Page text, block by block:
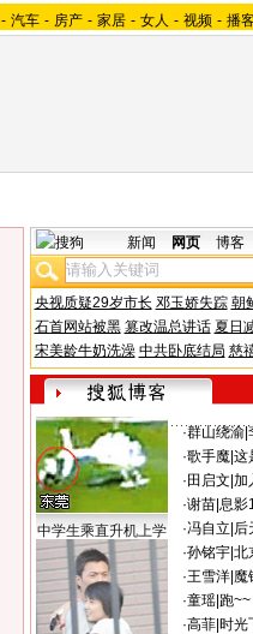
- 汽车 - 房产 - 家居 - 女人 - 视频 - 播
新闻 网页 博客
央视质疑29岁市长 邓玉娇失踪 朝
石首网站被黑 篡改温总讲话 夏日
宋美龄牛奶洗澡 中共卧底结局 慈
中学生乘直升机上学
·群山绕渝|
·歌手魔| 这
· 田启文 加
·谢苗| 息影
·冯自立 后
·孙铭宇| 北
·王雪洋| 魔
·童瑶| 跑~~
·高菲| 时光